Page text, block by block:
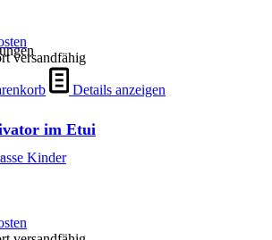
Kinder
versandfähig
Details anzeigen
im Etui